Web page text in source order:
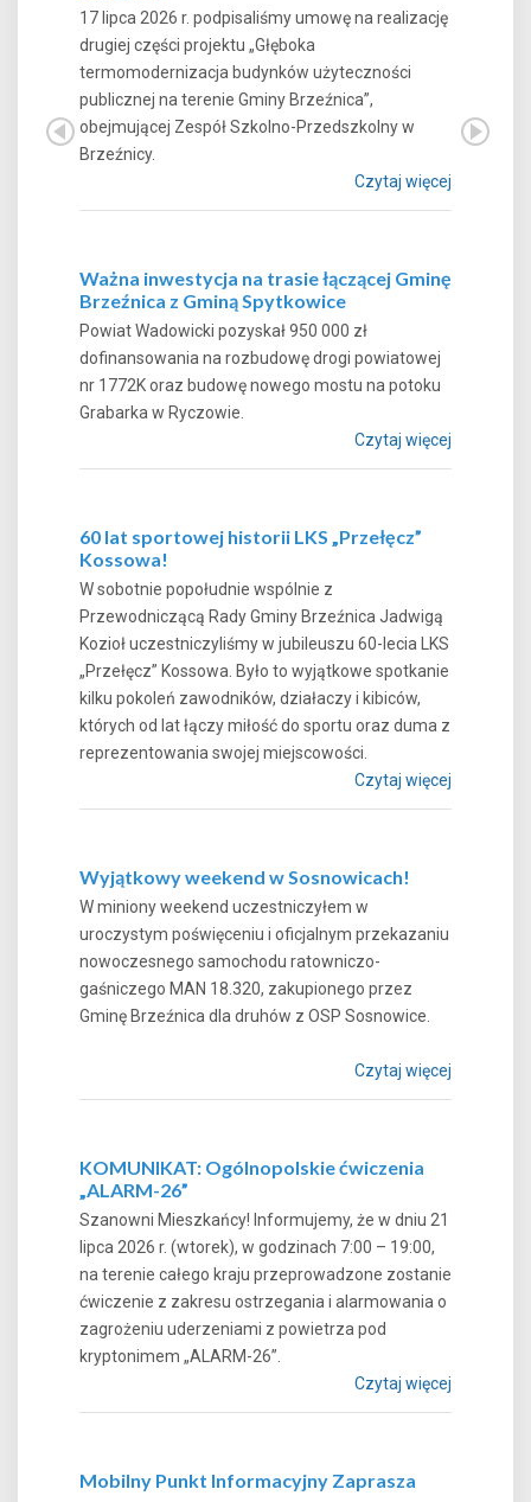
17 lipca 2026 r. podpisaliśmy umowę na realizację
drugiej części projektu „Głęboka
termomodernizacja budynków użyteczności
publicznej na terenie Gminy Brzeźnica”,
obejmującej Zespół Szkolno-Przedszkolny w
Brzeźnicy.
Czytaj więcej
Ważna inwestycja na trasie łączącej Gminę
Brzeźnica z Gminą Spytkowice
Powiat Wadowicki pozyskał 950 000 zł
dofinansowania na rozbudowę drogi powiatowej
nr 1772K oraz budowę nowego mostu na potoku
Grabarka w Ryczowie.
Czytaj więcej
60 lat sportowej historii LKS „Przełęcz”
Kossowa!
W sobotnie popołudnie wspólnie z
Przewodniczącą Rady Gminy Brzeźnica Jadwigą
Kozioł uczestniczyliśmy w jubileuszu 60-lecia LKS
„Przełęcz” Kossowa. Było to wyjątkowe spotkanie
kilku pokoleń zawodników, działaczy i kibiców,
których od lat łączy miłość do sportu oraz duma z
reprezentowania swojej miejscowości.
Czytaj więcej
Wyjątkowy weekend w Sosnowicach!
W miniony weekend uczestniczyłem w
uroczystym poświęceniu i oficjalnym przekazaniu
nowoczesnego samochodu ratowniczo-
gaśniczego MAN 18.320, zakupionego przez
Gminę Brzeźnica dla druhów z OSP Sosnowice.
Czytaj więcej
KOMUNIKAT: Ogólnopolskie ćwiczenia
„ALARM-26”
Szanowni Mieszkańcy! Informujemy, że w dniu 21
lipca 2026 r. (wtorek), w godzinach 7:00 – 19:00,
na terenie całego kraju przeprowadzone zostanie
ćwiczenie z zakresu ostrzegania i alarmowania o
zagrożeniu uderzeniami z powietrza pod
kryptonimem „ALARM-26”.
Czytaj więcej
Mobilny Punkt Informacyjny Zaprasza